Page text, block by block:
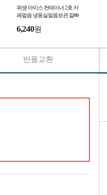
위생 아이스 컨테이너 2호 카
페얼음 냉동실얼음보관 잘빠
얼음틀
6,240원
반품교환